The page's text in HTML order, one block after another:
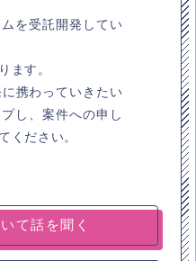
を受託開発してい
ます。
携わっていきたい
し、案件への申し
ください。